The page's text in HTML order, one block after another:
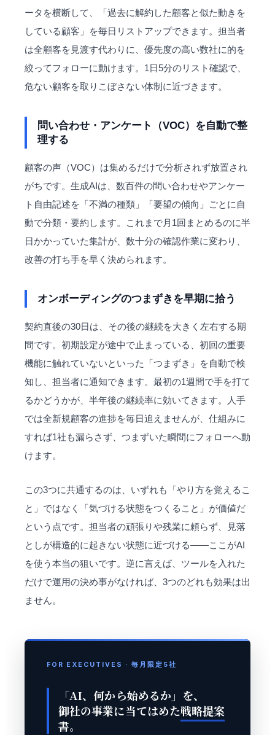
ータを横断して、「過去に解約した顧客と似た動きを
している顧客」を毎日リストアップできます。担当者
は全顧客を見渡す代わりに、優先度の高い数社に的を
絞ってフォローに動けます。1日5分のリスト確認で、
危ない顧客を取りこぼさない体制に近づきます。
問い合わせ・アンケート（VOC）を自動で整
理する
顧客の声（VOC）は集めるだけで分析されず放置され
がちです。生成AIは、数百件の問い合わせやアンケー
ト自由記述を「不満の種類」「要望の傾向」ごとに自
動で分類・要約します。これまで月1回まとめるのに半
日かかっていた集計が、数十分の確認作業に変わり、
改善の打ち手を早く決められます。
オンボーディングのつまずきを早期に拾う
契約直後の30日は、その後の継続を大きく左右する期
間です。初期設定が途中で止まっている、初回の重要
機能に触れていないといった「つまずき」を自動で検
知し、担当者に通知できます。最初の1週間で手を打て
るかどうかが、半年後の継続率に効いてきます。人手
では全新規顧客の進捗を毎日追えませんが、仕組みに
すれば1社も漏らさず、つまずいた瞬間にフォローへ動
けます。
この3つに共通するのは、いずれも「やり方を覚えるこ
と」ではなく「気づける状態をつくること」が価値だ
という点です。担当者の頑張りや残業に頼らず、見落
としが構造的に起きない状態に近づける——ここがAI
を使う本当の狙いです。逆に言えば、ツールを入れた
だけで運用の決め事がなければ、3つのどれも効果は出
ません。
FOR EXECUTIVES · 毎月限定5社
「AI、何から始めるか」を、
御社の事業に当てはめた戦略提案
書。